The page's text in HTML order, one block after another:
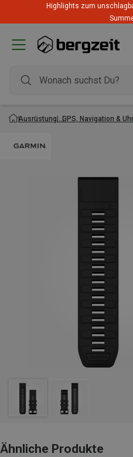
Highlights zum
Ausrüstung GPS, Navigation &
Ähnliche Produkte